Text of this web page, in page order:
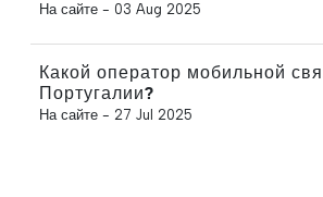
На сайте - 03 Aug 2025
Какой оператор мобильной
Португалии?
На сайте - 27 Jul 2025